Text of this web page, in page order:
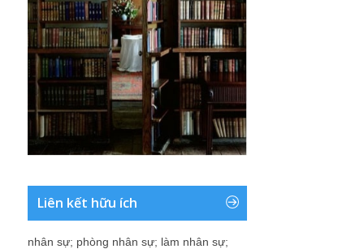
Liên kết hữu ích
nhân sự; phòng nhân sự; làm nhân sự;